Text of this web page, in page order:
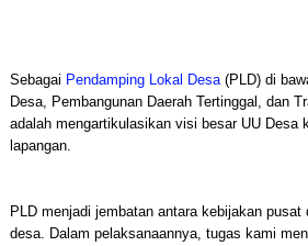
Sebagai Pendamping Lokal Desa(PLD) di
Desa, Pembangunan Daerah Tertinggal, dan
adalah mengartikulasikan visi besar UU Desa
lapangan.
PLD menjadi jembatan antara kebijakan
desa. Dalam pelaksanaannya, tugas kami